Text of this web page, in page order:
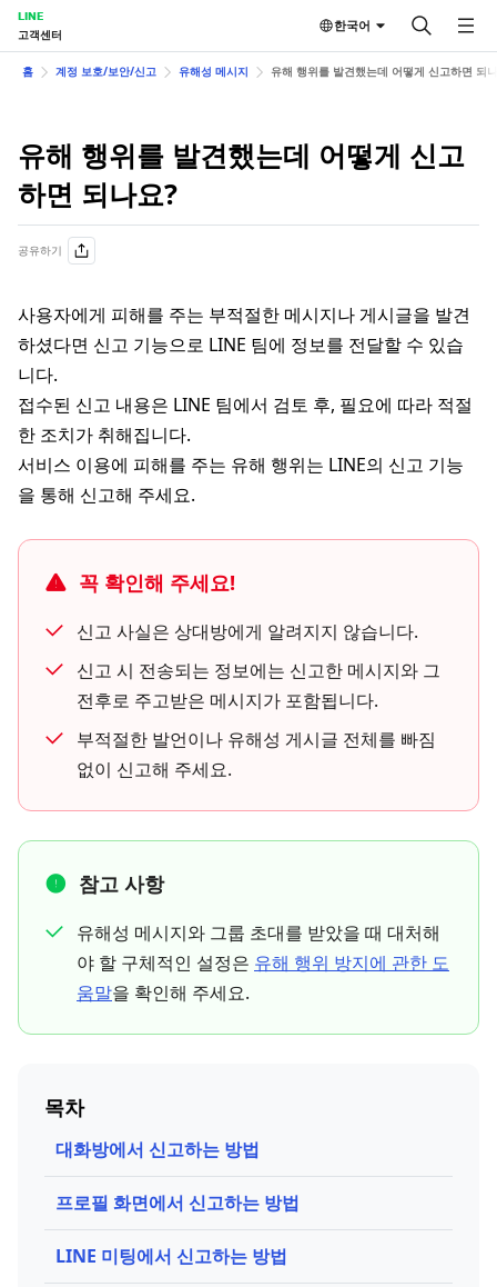
LINE
고객센터
한국어
홈 계정 보호/보안/신고 유해성 메시지 유해 행위를 발견했는데 어떻게 신고하면 되
유해 행위를 발견했는데 어떻게 신고
하면 되나요?
공유하기
사용자에게 피해를 주는 부적절한 메시지나 게시글을 발견
하셨다면 신고 기능으로 LINE 팀에 정보를 전달할 수 있습
니다.
접수된 신고 내용은 LINE 팀에서 검토 후, 필요에 따라 적절
한 조치가 취해집니다.
서비스 이용에 피해를 주는 유해 행위는 LINE의 신고 기능
을 통해 신고해 주세요.
꼭 확인해 주세요!
신고 사실은 상대방에게 알려지지 않습니다.
신고 시 전송되는 정보에는 신고한 메시지와 그
전후로 주고받은 메시지가 포함됩니다.
부적절한 발언이나 유해성 게시글 전체를 빠짐
없이 신고해 주세요.
참고 사항
유해성 메시지와 그룹 초대를 받았을 때 대처해
야 할 구체적인 설정은 유해 행위 방지에 관한 도
움말을 확인해 주세요.
목차
대화방에서 신고하는 방법
프로필 화면에서 신고하는 방법
LINE 미팅에서 신고하는 방법